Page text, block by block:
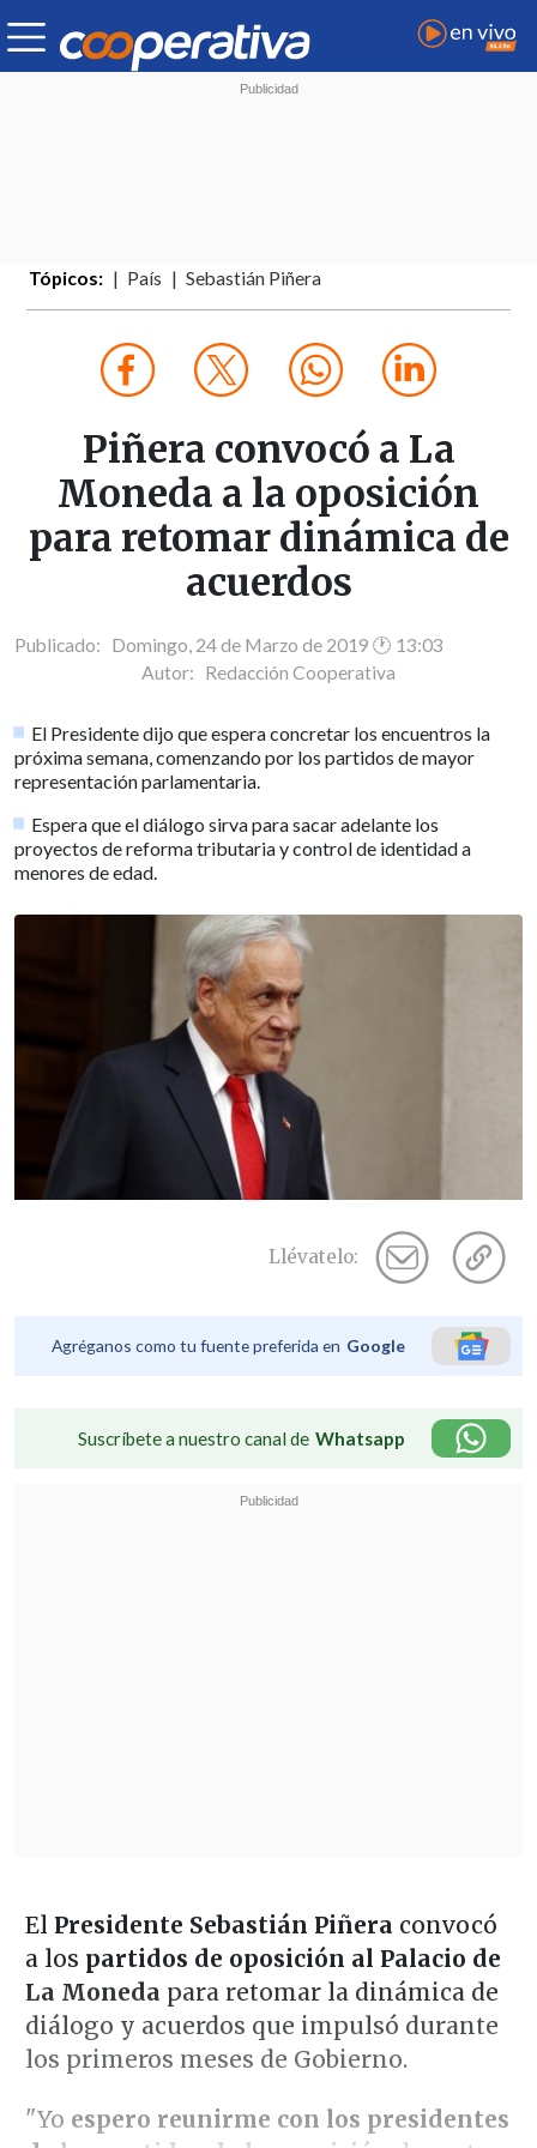
Tópicos: País Sebastián Piñera
Piñera convocó a La
Moneda a la oposición
para retomar dinámica de
acuerdos
Publicado: Domingo, 24 de Marzo de 2019 🕐 13:03
Autor: Redacción Cooperativa
El Presidente dijo que espera concretar los encuentros la
próxima semana, comenzando por los partidos de mayor
representación parlamentaria.
Espera que el diálogo sirva para sacar adelante los
proyectos de reforma tributaria y control de identidad a
menores de edad.
Llévatelo:
Agréganos como tu fuente preferida en Google
Suscríbete a nuestro canal de Whatsapp
El Presidente Sebastián Piñera convocó
a los partidos de oposición al Palacio de
La Moneda para retomar la dinámica de
diálogo y acuerdos que impulsó durante
los primeros meses de Gobierno.
"Yo espero reunirme con los presidentes